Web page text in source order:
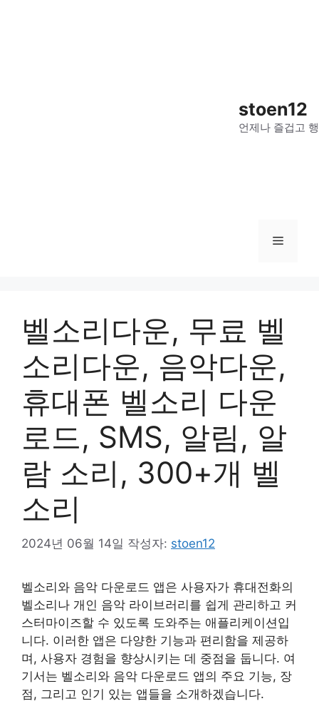
stoen12
언제나 즐겁고
메
벨소리다운, 무료 벨
소리다운, 음악다운,
휴대폰 벨소리 다운
로드, SMS, 알림, 알
람 소리, 300+개 벨
소리
2024년 06월 14일 작성자: stoen12
벨소리와 음악 다운로드 앱은 사용자가 휴대전화의
벨소리나 개인 음악 라이브러리를 쉽게 관리하고 커
스터마이즈할 수 있도록 도와주는 애플리케이션입
니다. 이러한 앱은 다양한 기능과 편리함을 제공하
며, 사용자 경험을 향상시키는 데 중점을 둡니다. 여
기서는 벨소리와 음악 다운로드 앱의 주요 기능, 장
점, 그리고 인기 있는 앱들을 소개하겠습니다.